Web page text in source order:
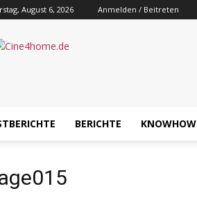
August 6, 2026 Anmelden / Beitreten
Cine4home.de
BERICHTE KNOWHOW